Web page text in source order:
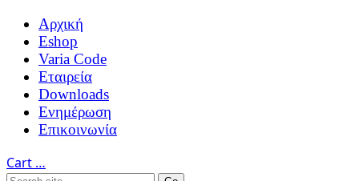
Αρχική
Eshop
Varia Code
Εταιρεία
Downloads
Ενημέρωση
Επικοινωνία
Cart …